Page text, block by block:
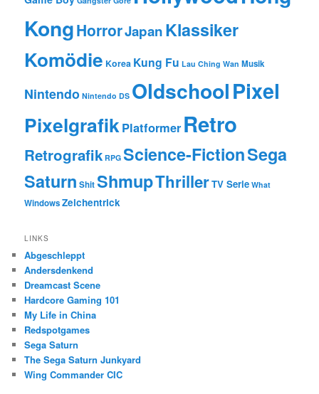
KongHorrorJapanKlassiker
Komödie Korea Kung Fu Lau Ching Wan Musik
Nintendo Nintendo DS OldschoolPixel
PixelgrafikPlatformer Retro
Retrografik RPG Science-FictionSega
Saturn ShitShmupThrillerTV Serie What
WindowsZeichentrick
LINKS
Abgeschleppt
Andersdenkend
Dreamcast Scene
Hardcore Gaming 101
My Life in China
Redspotgames
Sega Saturn
The Sega Saturn Junkyard
Wing Commander CIC